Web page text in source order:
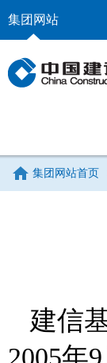
集团网站
集团网站首页
建信
2005年9